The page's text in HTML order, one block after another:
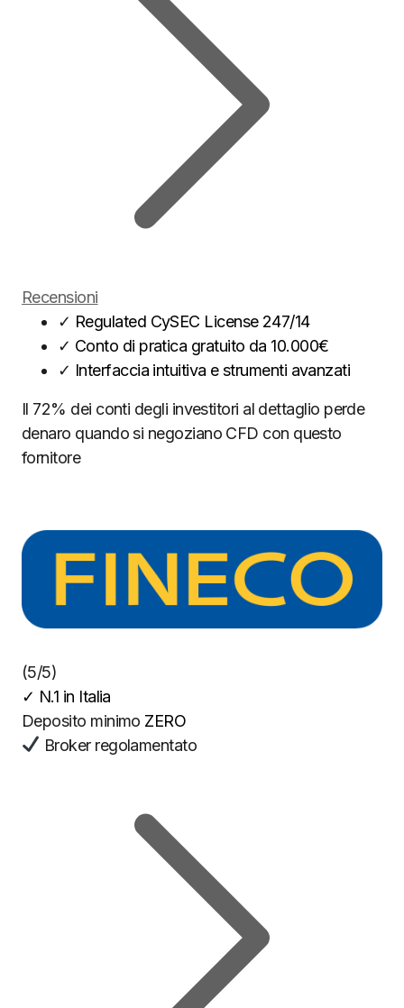
Recensioni
✓ Regulated CySEC License 247/14
✓ Conto di pratica gratuito da 10.000€
✓ Interfaccia intuitiva e strumenti avanzati
Il 72% dei conti degli investitori al dettaglio perde
denaro quando si negoziano CFD con questo
fornitore
(5/5)
✓ N.1 in Italia
Deposito minimo ZERO
Broker regolamentato